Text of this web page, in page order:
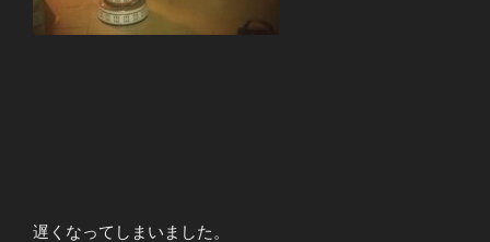
遅くなってしまいました。